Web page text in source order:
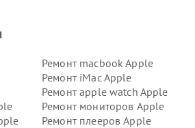
Ремонт macbook Apple
Ремонт iMac Apple
Ремонт apple watch Apple
Ремонт мониторов Apple
Ремонт плееров Apple